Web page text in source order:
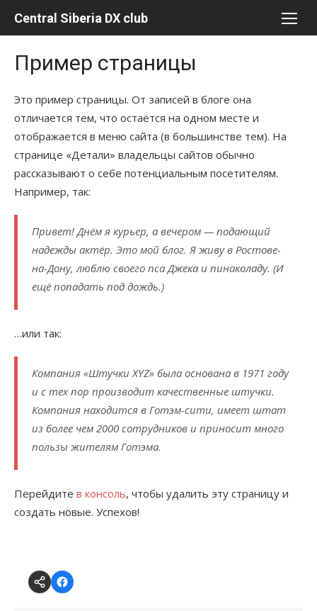
Central Siberia DX club
Пример страницы
Это пример страницы. От записей в блоге она
отличается тем, что остаётся на одном месте и
отображается в меню сайта (в большинстве тем). На
странице «Детали» владельцы сайтов обычно
рассказывают о себе потенциальным посетителям.
Например, так:
Привет! Днём я курьер, а вечером — подающий
надежды актёр. Это мой блог. Я живу в Ростове-
на-Дону, люблю своего пса Джека и пинаколаду. (И
ещё попадать под дождь.)
…или так:
Компания «Штучки XYZ» была основана в 1971 году
и с тех пор производит качественные штучки.
Компания находится в Готэм-сити, имеет штат
из более чем 2000 сотрудников и приносит много
пользы жителям Готэма.
Перейдите в консоль, чтобы удалить эту страницу и
создать новые. Успехов!
Forum
@
Andys
CSDX
on
Facebook